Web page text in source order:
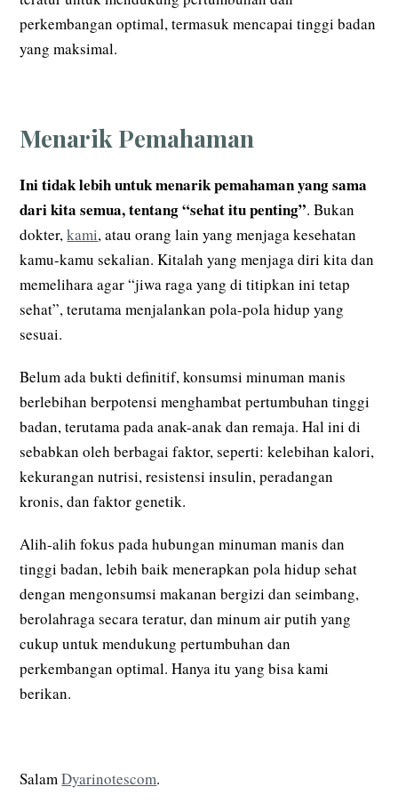
perkembangan optimal, termasuk mencapai tinggi badan
yang maksimal.
Menarik Pemahaman
Ini tidak lebih untuk menarik pemahaman yang sama
dari kita semua, tentang “sehat itu penting”. Bukan
dokter,kami, atau orang lain yang menjaga kesehatan
kamu-kamu sekalian. Kitalah yang menjaga diri kita dan
memelihara agar “jiwa raga yang di titipkan ini tetap
sehat”, terutama menjalankan pola-pola hidup yang
sesuai.
Belum ada bukti definitif, konsumsi minuman manis
berlebihan berpotensi menghambat pertumbuhan tinggi
badan, terutama pada anak-anak dan remaja. Hal ini di
sebabkan oleh berbagai faktor, seperti: kelebihan kalori,
kekurangan nutrisi, resistensi insulin, peradangan
kronis, dan faktor genetik.
Alih-alih fokus pada hubungan minuman manis dan
tinggi badan, lebih baik menerapkan pola hidup sehat
dengan mengonsumsi makanan bergizi dan seimbang,
berolahraga secara teratur, dan minum air putih yang
cukup untuk mendukung pertumbuhan dan
perkembangan optimal. Hanya itu yang bisa kami
berikan.
SalamDyarinotescom.